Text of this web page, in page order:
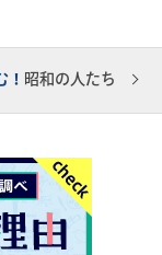
！ 昭和の人たち